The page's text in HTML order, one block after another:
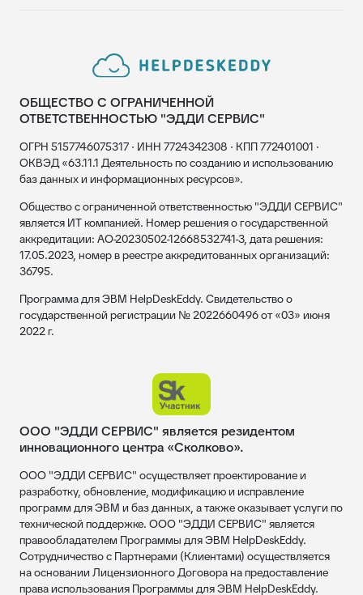
ОБЩЕСТВО С ОГРАНИЧЕННОЙ
ОТВЕТСТВЕННОСТЬЮ "ЭДДИ СЕРВИС"
ОГРН 5157746075317 · ИНН 7724342308 · КПП 772401001 ·
ОКВЭД «63.11.1 Деятельность по созданию и использованию
баз данных и информационных ресурсов».
Общество с ограниченной ответственностью "ЭДДИ СЕРВИС"
является ИТ компанией. Номер решения о государственной
аккредитации: АО-20230502-12668532741-3, дата решения:
17.05.2023, номер в реестре аккредитованных организаций:
36795.
Программа для ЭВМ HelpDeskEddy. Свидетельство о
государственной регистрации № 2022660496 от «03» июня
2022 г.
ООО "ЭДДИ СЕРВИС" является резидентом
инновационного центра «Сколково».
ООО "ЭДДИ СЕРВИС" осуществляет проектирование и
разработку, обновление, модификацию и исправление
программ для ЭВМ и баз данных, а также оказывает услуги по
технической поддержке. ООО "ЭДДИ СЕРВИС" является
правообладателем Программы для ЭВМ HelpDeskEddy.
Сотрудничество с Партнерами (Клиентами) осуществляется
на основании Лицензионного Договора на предоставление
права использования Программы для ЭВМ HelpDeskEddy.